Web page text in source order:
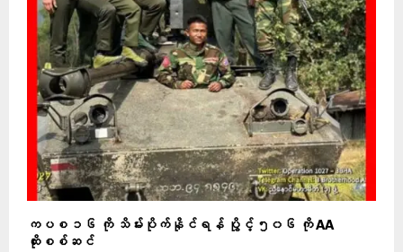
ကပစ ၁၆ ကို သိမ်းပိုက်နိုင်ရန် ပွိုင့် ၅၀၆ ကို AA
ထိုးစစ်ဆင်